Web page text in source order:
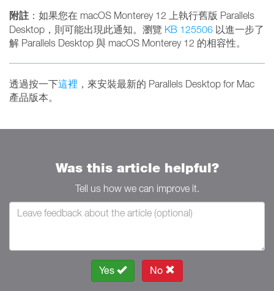
附註 ：如果您在 macOS Monterey 12 上執行舊版 Parallels
Desktop，則可能出現此通知。瀏覽 KB 125506 以進一步了
解 Parallels Desktop 與 macOS Monterey 12 的相容性。
透過按一下這裡 ，來安裝最新的 Parallels Desktop for Mac
產品版本。
Was this article helpful?
Tell us how we can improve it.
Yes No